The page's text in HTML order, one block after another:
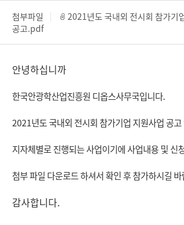
첨부파일
2021년도 국내외 전시회 참가기
공고.pdf
안녕하십니까
한국안광학산업진흥원 디옵스사무국입니다.
2021년도 국내외 전시회 참가기업 지원사업 공
지자체별로 진행되는 사업이기에 사업내용 및 신
첨부 파일 다운로드 하셔서 확인 후 참가하시길
감사합니다.